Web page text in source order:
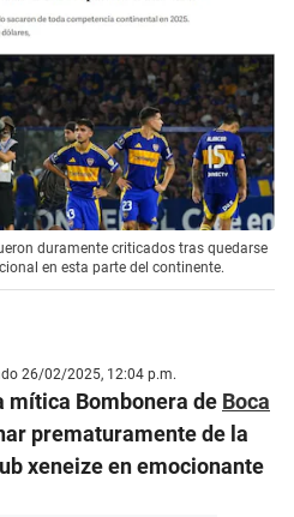
duramente criticados tras quedarse
en esta parte del continente.
26/02/2025, 12:04 p.m.
mítica Bombonera de Boca
prematuramente de la
xeneize en emocionante